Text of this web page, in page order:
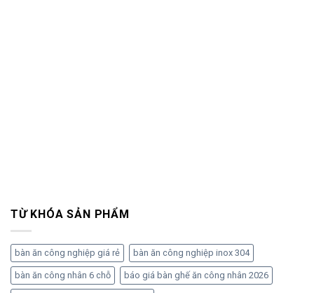
TỪ KHÓA SẢN PHẨM
bàn ăn công nghiệp giá rẻ bàn ăn công nghiệp inox 304
bàn ăn công nhân 6 chỗ báo giá bàn ghế ăn công nhân 2026